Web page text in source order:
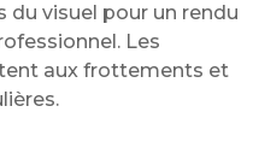
visuel pour un rendu
Les
aux frottements et